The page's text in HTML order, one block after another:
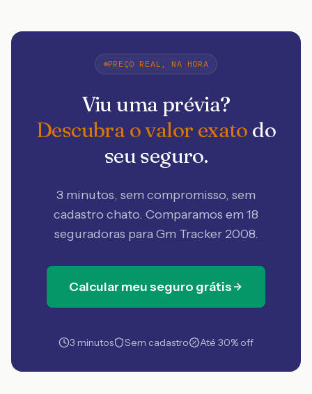
PREÇO REAL, NA HORA
Viu uma prévia?
Descubra o valor exato do
seu seguro.
3 minutos, sem compromisso, sem
cadastro chato. Comparamos em 18
seguradoras para Gm Tracker 2008.
Calcular meu seguro grátis
3 minutos Sem cadastro Até 30% off